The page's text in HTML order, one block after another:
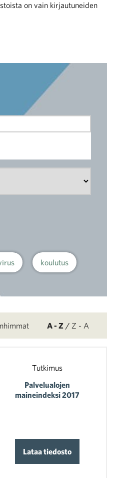
on vain kirjautuneiden
koulutus
A - Z / Z - A
Tutkimus
Palvelualojen
maineindeksi 2017
Lataa tiedosto